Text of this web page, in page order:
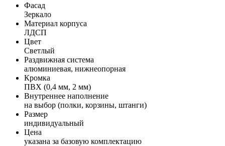
Фасад
Зеркало
Материал корпуса
ЛДСП
Цвет
Светлый
Раздвижная система
алюминиевая, нижнеопорная
Кромка
ПВХ (0,4 мм, 2 мм)
Внутреннее наполнение
на выбор (полки, корзины, штанги)
Размер
индивидуальный
Цена
указана за базовую комплектацию